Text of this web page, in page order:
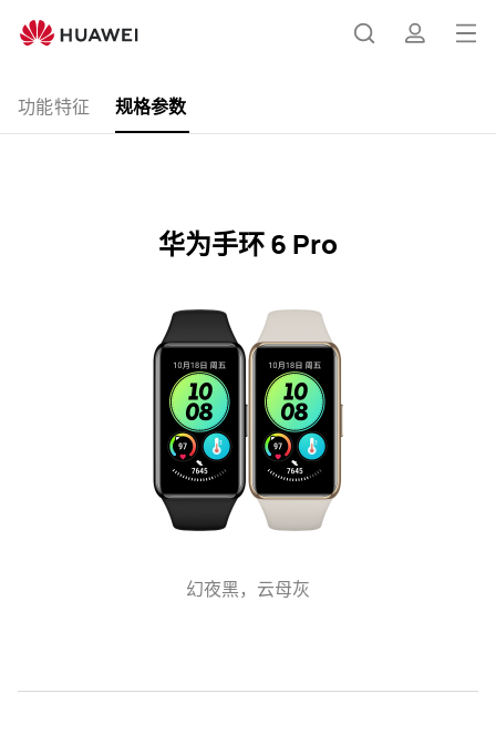
索
介
打
菜
功能特征 规格参数
华为手环 6 Pro
幻夜黑，云母灰